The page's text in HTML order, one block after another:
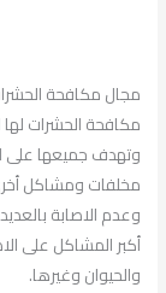
مجال مكافحة
مكافحة الحشرات
وتهدف جميعها على
مخلفات ومشاكل
وعدم الاصابة
أكبر المشاكل على
والحيوان وغيرها.